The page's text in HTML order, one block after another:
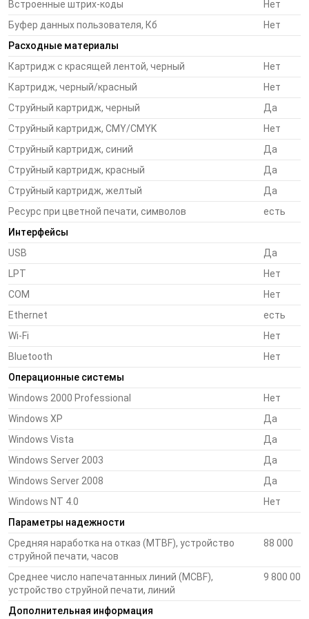
маркировка компонентов, инвентарные стикеры,
предупреждающие стикеры
Лечебные учреждения, лаборатории: цветные
мешков для хранения крови, рентгеновских снимков.
Отпечатки стойки к заморозке.
Фармацевтика: маркировка лекарственных средств
лекарственных средств при изготовлении по
рецепту
Организация мероприятий: входные билеты,
товара для размещения рядом с товаром
грузов
Скорость
TM-C3500 один из самых быстрых из доступных на
принтеров. Его скорость превышает скорость печати
аналогичного принтера предыдущего поколения TM-C3400.
Универсальность
TM-C3500 работает со множеством типов носителей:
позволяет печатать полноцветные купоны на рулонной
бумаге, стикеры на этикеточной ленте с вырубными
Встроенные штрих-коды
Нет
Буфер данных пользователя, Кб
Нет
Расходные материалы
Картридж с красящей лентой, черный
Нет
Картридж, черный/красный
Нет
Струйный картридж, черный
Да
Струйный картридж, CMY/CMYK
Нет
Струйный картридж, синий
Да
Струйный картридж, красный
Да
Струйный картридж, желтый
Да
Ресурс при цветной печати, символов
есть
Интерфейсы
USB
Да
LPT
Нет
COM
Нет
Ethernet
есть
Wi-Fi
Нет
Bluetooth
Нет
Операционные системы
Windows 2000 Professional
Нет
Windows XP
Да
Windows Vista
Да
Windows Server 2003
Да
Windows Server 2008
Да
Windows NT 4.0
Нет
Параметры надежности
Средняя наработка на отказ (MTBF), устройство
струйной печати, часов
88 000
Среднее число напечатанных линий (MCBF),
устройство струйной печати, линий
9 800 000
Дополнительная информация